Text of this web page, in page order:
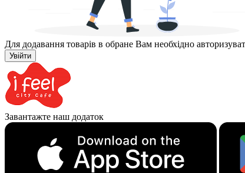
Для додавання товарів в обране Вам необхідно
Увійти
Завантажте наш додаток